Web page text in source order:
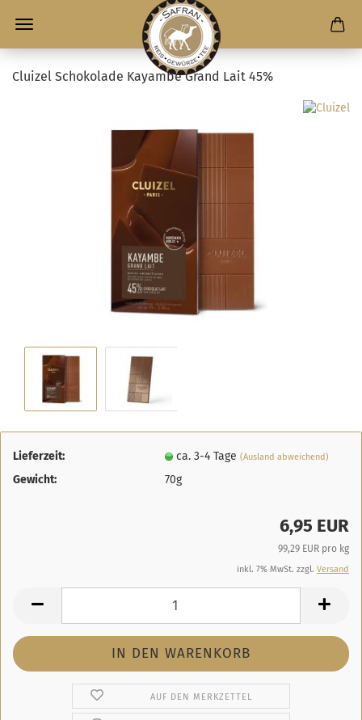
Cluizel Schokolade Kayambe Grand Lait 45%
Lieferzeit: ca. 3-4 Tage(Ausland abweichend)
Gewicht: 70g
6,95 EUR
99,29 EUR pro kg
inkl. 7% MwSt. zzgl. Versand
AUF DEN MERKZETTEL